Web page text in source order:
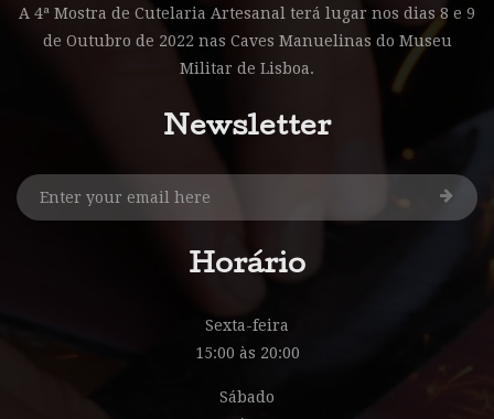
A 4ª Mostra de Cutelaria Artesanal terá lugar nos dias 8 e 9
de Outubro de 2022 nas Caves Manuelinas do Museu
Militar de Lisboa.
Newsletter
Horário
Sexta-feira
15:00 às 20:00
Sábado